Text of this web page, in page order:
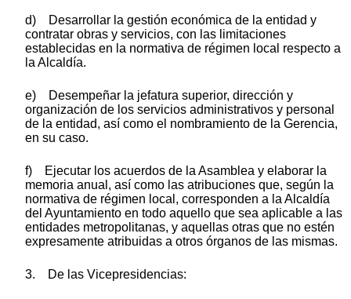
d) Desarrollar la gestión económica de la entidad y
contratar obras y servicios, con las limitaciones
establecidas en la normativa de régimen local respecto a
la Alcaldía.
e) Desempeñar la jefatura superior, dirección y
organización de los servicios administrativos y personal
de la entidad, así como el nombramiento de la Gerencia,
en su caso.
f) Ejecutar los acuerdos de la Asamblea y elaborar la
memoria anual, así como las atribuciones que, según la
normativa de régimen local, corresponden a la Alcaldía
del Ayuntamiento en todo aquello que sea aplicable a las
entidades metropolitanas, y aquellas otras que no estén
expresamente atribuidas a otros órganos de las mismas.
3. De las Vicepresidencias: